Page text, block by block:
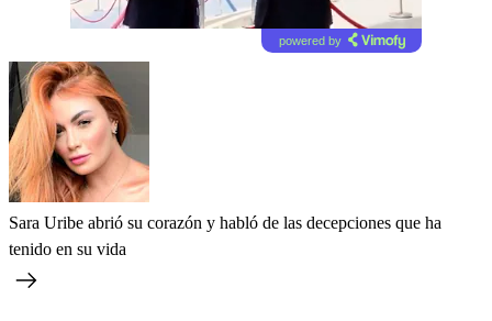
powered by
Sara Uribe abrió su corazón y habló de las decepciones que ha
tenido en su vida